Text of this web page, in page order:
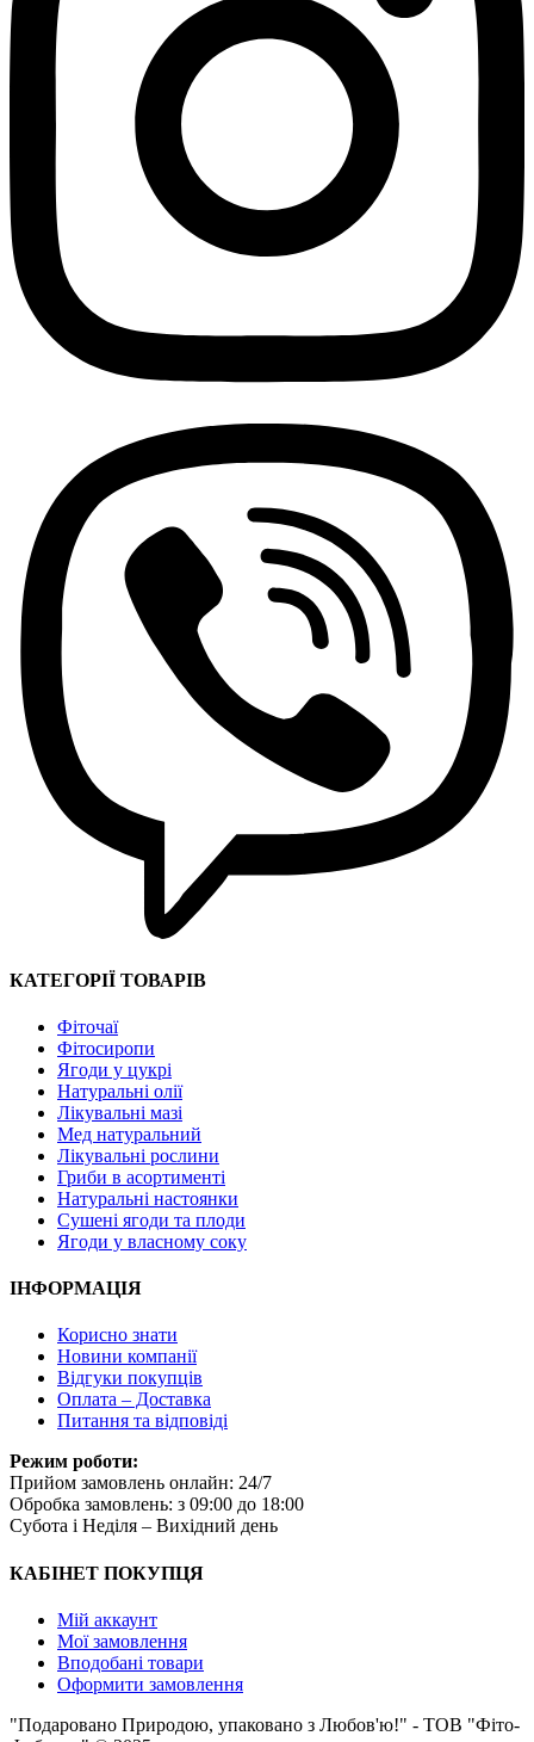
КАТЕГОРІЇ ТОВАРІВ
Фіточаї
Фітосиропи
Ягоди у цукрі
Натуральні олії
Лікувальні мазі
Мед натуральний
Лікувальні рослини
Гриби в асортименті
Натуральні настоянки
Сушені ягоди та плоди
Ягоди у власному соку
ІНФОРМАЦІЯ
Корисно знати
Новини компанії
Відгуки покупців
Оплата – Доставка
Питання та відповіді
Режим роботи:
Прийом замовлень онлайн: 24/7
Обробка замовлень: з 09:00 до 18:00
Субота i Неділя – Вихідний день
КАБІНЕТ ПОКУПЦЯ
Мій аккаунт
Мої замовлення
Вподобані товари
Оформити замовлення
"Подаровано Природою, упаковано з Любов'ю!" - ТОВ "Фіто-